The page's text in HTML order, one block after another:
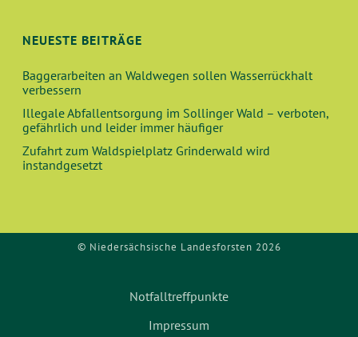
NEUESTE BEITRÄGE
Baggerarbeiten an Waldwegen sollen Wasserrückhalt
verbessern
Illegale Abfallentsorgung im Sollinger Wald – verboten,
gefährlich und leider immer häufiger
Zufahrt zum Waldspielplatz Grinderwald wird
instandgesetzt
© Niedersächsische Landesforsten 2026
Notfalltreffpunkte
Impressum